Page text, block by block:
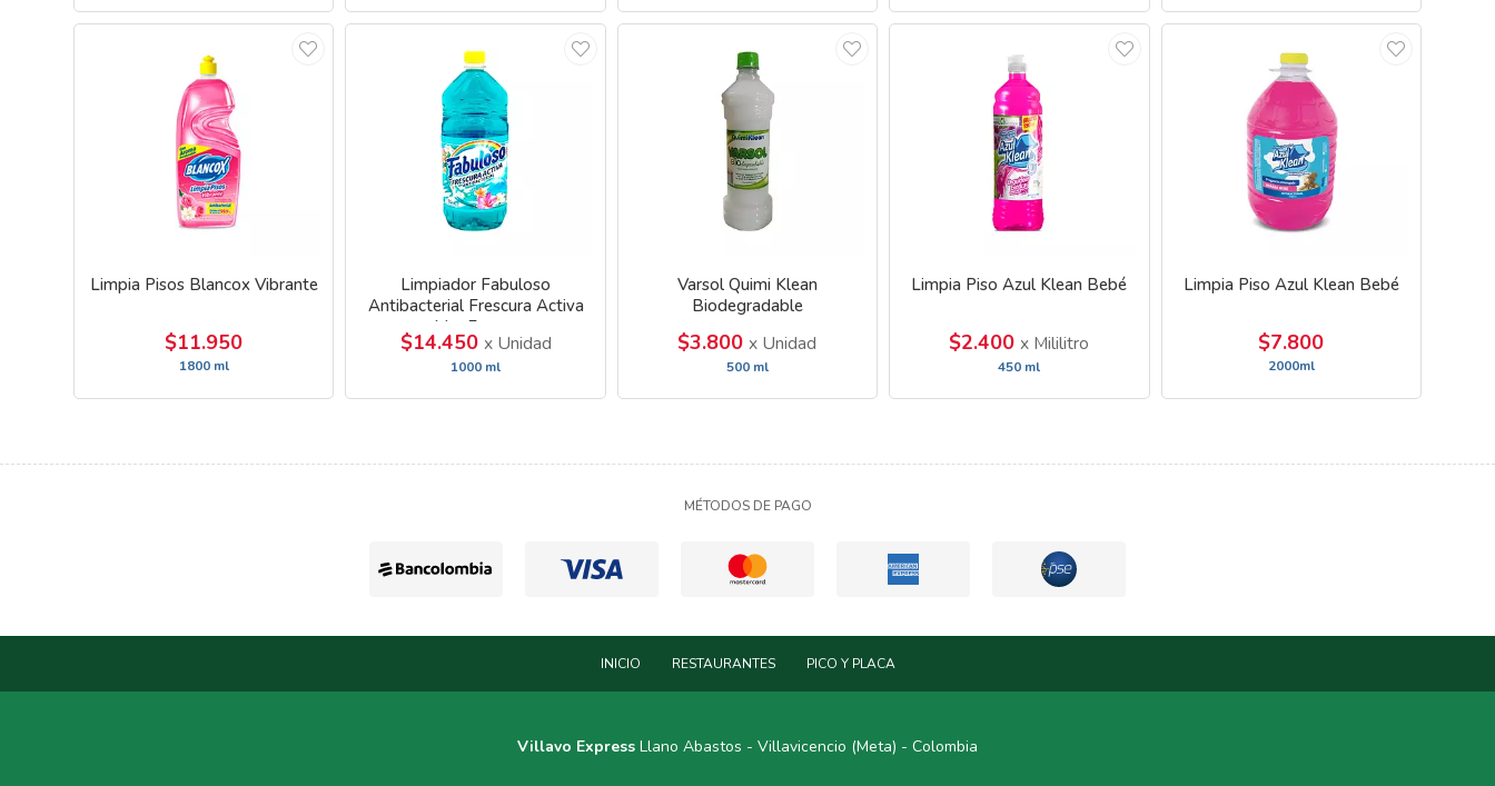
Limpia Pisos Blancox Vibrante
$11.950
1800 ml
Limpiador Fabuloso
Antibacterial Frescura Activa
Mar Fresco
$14.450 x Unidad
1000 ml
Varsol Quimi Klean
Biodegradable
$3.800x Unidad
500 ml
Limpia Piso Azul Klean Bebé
$2.400x Mililitro
450 ml
Limpia Piso Azul Klean Bebé
$7.800
2000ml
MÉTODOS DE PAGO
INICIO RESTAURANTES PICO Y PLACA
Villavo Express Llano Abastos - Villavicencio (Meta) - Colombia